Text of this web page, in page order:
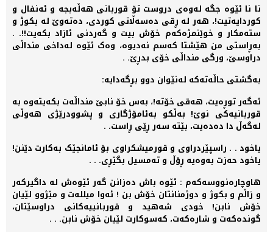
نا نا ئێوە جگە لەوەی دروست تۆ قوربانی ھەڵەبجە و ئەنفال و
کوردایەتیت!، ھەر لە ڕقی دەسەڵاتی کوردی، دەتەوێ لە بکوژ و
ستەمکار و خوێنمژەکەم خۆش بیت و گەردنی ئازاد بکەیت!!. .
بەڕاستی من ھێشتا کەسم نەدیوە، وەک ئێوە لەداخی منداڵی
دراوسێ، ورگی منداڵی خۆی بدڕێ. .
بەگشتی حاڵەتەکە لەنێوان دوو بڕگەدایە:
ئەگەر توڕەیت، ھەقی خۆتە!، بەس خۆ نابێ منداڵەت بکەیتەوە بە
قوربانیەکی نوێ! بەڵکو بەئامۆژگاری و پشوودرێژی ھەوڵی
لەگەڵ دا دەدەیت، بێتە سەر ڕێی ڕاست. .
یاخود . . راسپێردراوی و قورمیشکراوی بۆ ئامانجێک بەکارت دێنن!
یاخود حەزت بەوەیە ڕۆڵ و تەمسیل بگێڕی. . .
ھاوچارەنووسەکەم : ئێوە باش دەزانن گەر ئێوەش لە داگیرکەر
و زاڵم و بکوژ و دوژمنانتان خۆش بن ! ئەوا میللەت و مێژوو لێیان
خۆش نابن! خودی شەھید و قوربانییەکانی دراوسێتان،
گوندەکەت و شارەکەت، کەسوکارت لێیان خۆش نابن. . .